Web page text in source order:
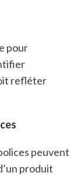
refléter
produit